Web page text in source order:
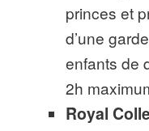
princes et
d’une
enfants de
2h
Royal